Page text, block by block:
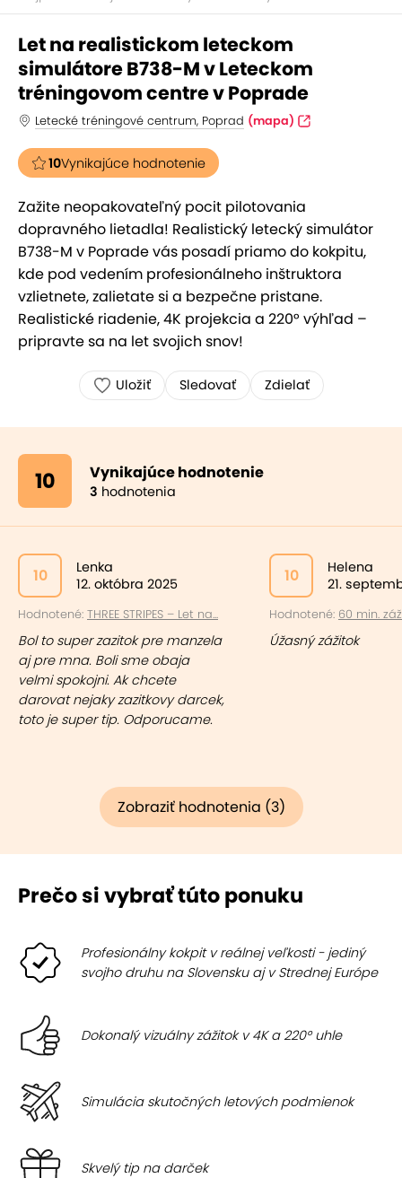
Let na realistickom leteckom
simulátore B738-M v Leteckom
tréningovom centre v Poprade
Letecké tréningové centrum, Poprad (mapa)
10Vynikajúce hodnotenie
Zažite neopakovateľný pocit pilotovania
dopravného lietadla! Realistický letecký simulátor
B738-M v Poprade vás posadí priamo do kokpitu,
kde pod vedením profesionálneho inštruktora
vzlietnete, zalietate si a bezpečne pristane.
Realistické riadenie, 4K projekcia a 220° výhľad –
pripravte sa na let svojich snov!
Uložiť Sledovať Zdielať
10 Vynikajúce hodnotenie
3 hodnotenia
10
Lenka
12. októbra 2025
Hodnotené: THREE STRIPES – Let na...
Bol to super zazitok pre manzela
aj pre mna. Boli sme obaja
velmi spokojni. Ak chcete
darovat nejaky zazitkovy darcek,
toto je super tip. Odporucame.
10
Helena
21.
Hodnotené: 60 min.
Úžasný zážitok
Zobraziť hodnotenia (3)
Prečo si vybrať túto ponuku
Profesionálny kokpit v reálnej veľkosti - jediný
svojho druhu na Slovensku aj v Strednej Európe
Dokonalý vizuálny zážitok v 4K a 220° uhle
Simulácia skutočných letových podmienok
Skvelý tip na darček